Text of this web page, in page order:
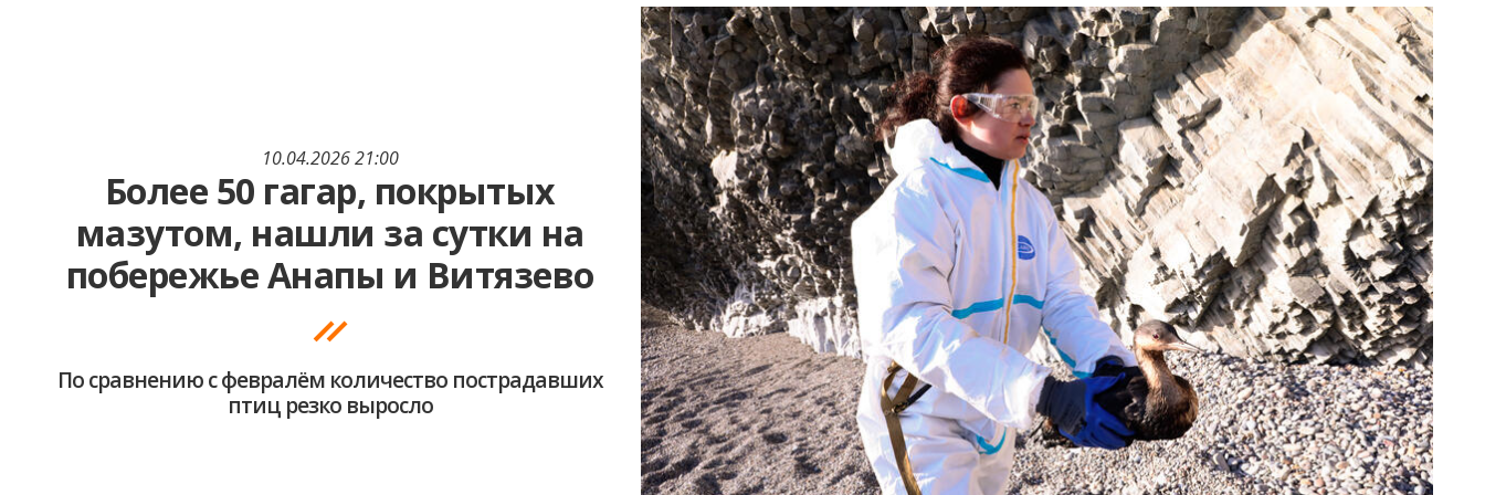
10.04.2026 21:00
Более 50 гагар, покрытых
мазутом, нашли за сутки на
побережье Анапы и Витязево
По сравнению с февралём количество пострадавших
птиц резко выросло